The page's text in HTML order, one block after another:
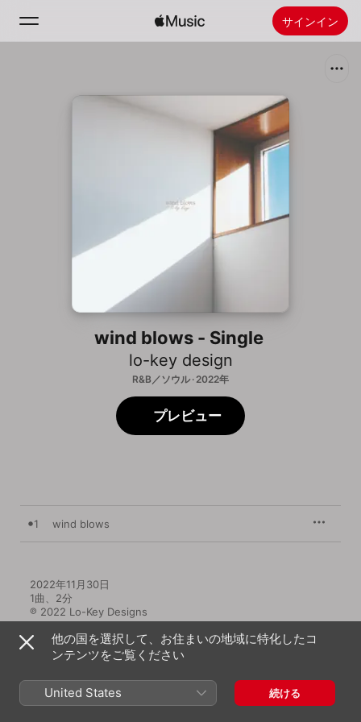
サインイン
Apple Musicをインストール
wind blows - Single
lo-key design
R&B／ソウル · 2022年
プレビュー
1 wind blows
2022年11月30日
1曲、2分
℗ 2022 Lo-Key Designs
lo-key designのその他の作品
他の国を選択して、お住まいの地域に特化したコ
ンテンツをご覧ください
United States 続ける